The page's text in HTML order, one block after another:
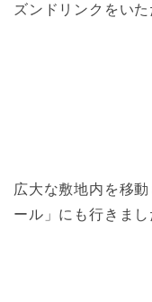
ズンドリンクをい
広大な敷地内を移
ール」にも行きまし